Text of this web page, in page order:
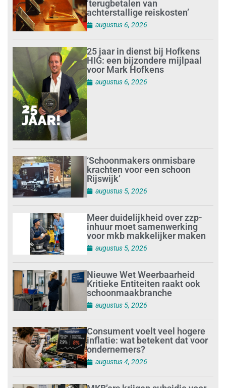
’terugbetalen van
achterstallige reiskosten’
augustus 6, 2026
25 jaar in dienst bij Hofkens
HIG: een bijzondere mijlpaal
voor Mark Hofkens
augustus 6, 2026
‘Schoonmakers onmisbare
krachten voor een schoon
Rijswijk’
augustus 5, 2026
Meer duidelijkheid over zzp-
inhuur moet samenwerking
voor mkb makkelijker maken
augustus 5, 2026
Nieuwe Wet Weerbaarheid
Kritieke Entiteiten raakt ook
schoonmaakbranche
augustus 5, 2026
Consument voelt veel hogere
inflatie: wat betekent dat voor
ondernemers?
augustus 4, 2026